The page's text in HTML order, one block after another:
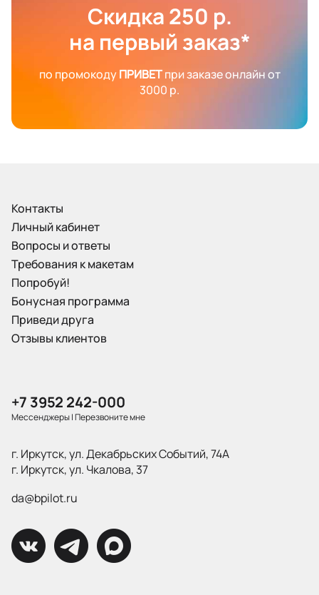
Скидка 250 р.
на первый заказ*
по промокодуПРИВЕТпри заказе онлайн от
3000 р.
Контакты
Личный кабинет
Вопросы и ответы
Требования к макетам
Попробуй!
Бонусная программа
Приведи друга
Отзывы клиентов
+7 3952 242-000
Мессенджеры|Перезвоните мне
г. Иркутск, ул. Декабрьских Событий, 74А
г. Иркутск, ул. Чкалова, 37
da@bpilot.ru